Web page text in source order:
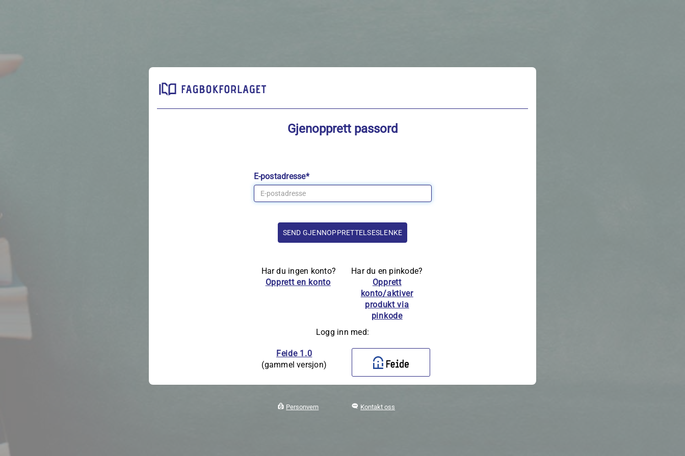
Gjenopprett passord
E-postadresse*
Har du ingen konto?
Opprett en konto
Har du en pinkode?
Opprett
konto/aktiver
produkt via
pinkode
Logg inn med:
Feide 1.0
(gammel versjon)
Personvern Kontakt oss